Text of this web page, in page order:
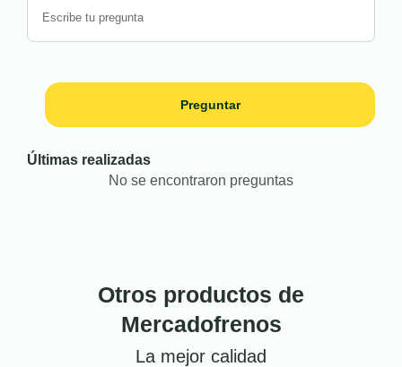
Preguntar
Últimas realizadas
No se encontraron preguntas
Otros productos de
Mercadofrenos
La mejor calidad